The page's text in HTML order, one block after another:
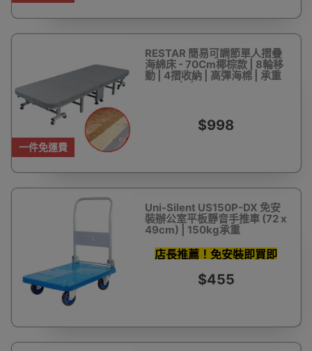
一件免運費
RESTAR 簡易可調節單人摺疊
海綿床 - 70Cm椰棕款 | 8輪移
動 | 4摺收納 | 高彈海棉 | 承重
150kg左右
$998
Uni-Silent US150P-DX 免安
裝辦公室平板靜音手推車 (72 x
49cm) | 150kg承重
店長推薦！免安裝即買即
$455